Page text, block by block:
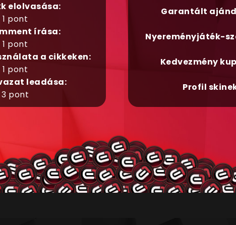
elolvasása:
1 pont
írása:
1 pont
a cikkeken:
1 pont
leadása:
3 pont
Garantált
Nyereményjáték-
Kedvezmény
Profil